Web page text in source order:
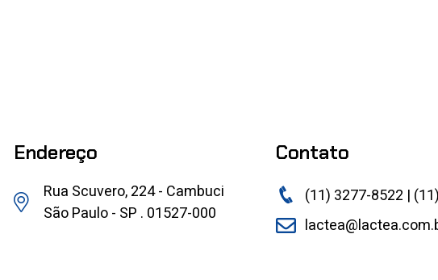
Endereço
Rua Scuvero, 224 - Cambuci
São Paulo - SP . 01527-000
Contato
(11) 3277-8522 |